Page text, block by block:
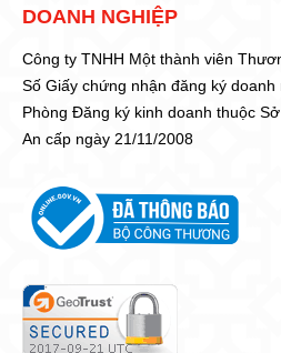
DOANH NGHIỆP
Công ty TNHH Một thành viên
Số Giấy chứng nhận đăng ký
Phòng Đăng ký kinh doanh thuộc
An cấp ngày 21/11/2008